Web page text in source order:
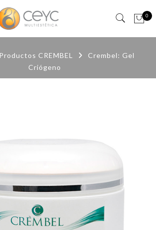
0
Productos CREMBEL
Crembel: Gel
Criógeno